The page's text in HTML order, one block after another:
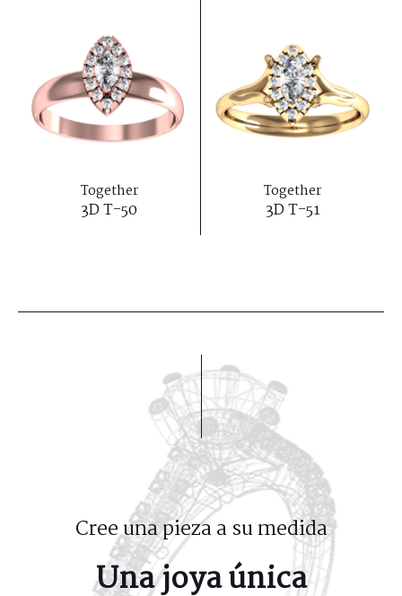
Together
3D T-50
Together
3D T-51
Cree una pieza a su medida
Una joya única